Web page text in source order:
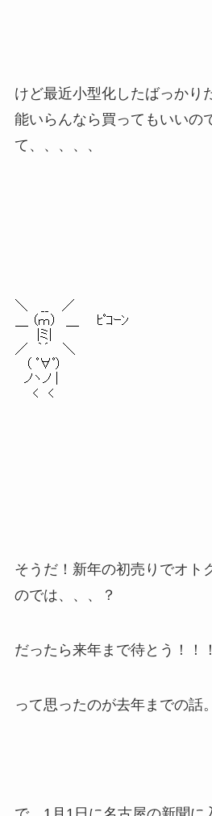
けど最近小型化したばっかり
能いらんなら買ってもいいの
て、、、、、
そうだ！新年の初売りでオト
のでは、、、？
だったら来年まで待とう！！
って思ったのが去年までの話。